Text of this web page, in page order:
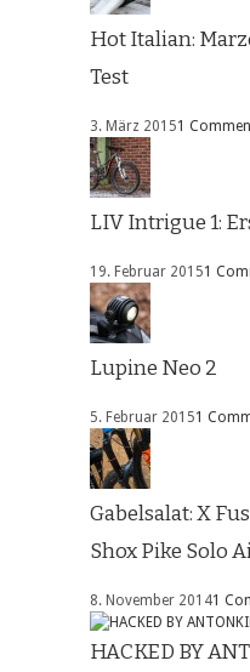
Hot Italian:
Test
3. März 20151
LIV Intrigue 1:
19. Februar 20151
Lupine Neo 2
5. Februar 20151
Gabelsalat: X
Shox Pike Solo
8. November 20141
HACKED BY